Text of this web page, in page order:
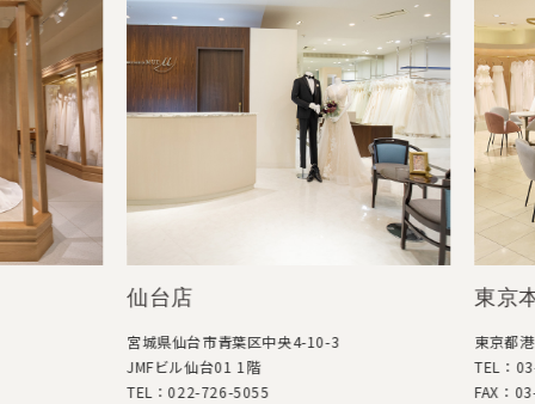
仙台店
宮城県仙台市青葉区中央4-10-3
JMFビル仙台01 1階
TEL：022-726-5055
東京
東京都港
TEL：03-
FAX：03-